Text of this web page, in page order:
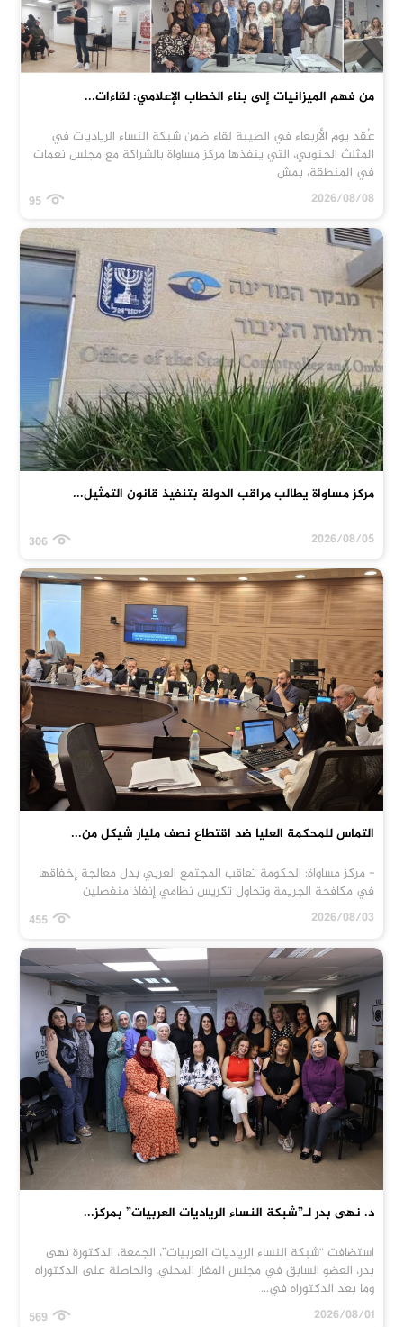
من فهم الميزانيات إلى بناء الخطاب الإعلامي: لقاءات...
عُقد يوم الأربعاء في الطيبة لقاء ضمن شبكة النساء الرياديات في
المثلث الجنوبي، التي ينفذها مركز مساواة بالشراكة مع مجلس نعمات
في المنطقة، بمش
2026/08/08
مركز مساواة يطالب مراقب الدولة بتنفيذ قانون التمثيل...
2026/08/05
التماس للمحكمة العليا ضد اقتطاع نصف مليار شيكل من...
- مركز مساواة: الحكومة تعاقب المجتمع العربي بدل معالجة إخفاقها
في مكافحة الجريمة وتحاول تكريس نظامي إنفاذ منفصلين
2026/08/03
د. نهى بدر لـ”شبكة النساء الرياديات العربيات” بمركز...
استضافت “شبكة النساء الرياديات العربيات”، الجمعة، الدكتورة نهى
بدر، العضو السابق في مجلس المغار المحلي، والحاصلة على الدكتوراه
وما بعد الدكتوراه في...
2026/08/01